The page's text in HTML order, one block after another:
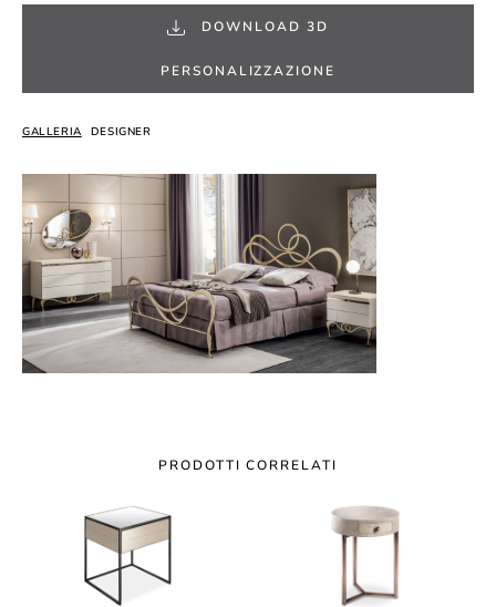
DOWNLOAD 3D
PERSONALIZZAZIONE
GALLERIA DESIGNER
PRODOTTI CORRELATI